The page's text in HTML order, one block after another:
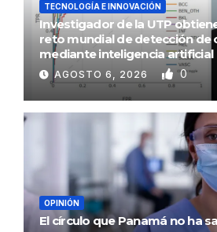
TECNOLOGÍA E INNOVACIÓN
Investigador de la UTP
reto mundial de detección de
mediante inteligencia artificial
AGOSTO 6, 2026 0
OPINIÓN
El círculo que Panamá no ha